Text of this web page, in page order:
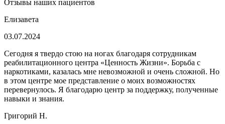
Отзывы наших пациентов
Елизавета
03.07.2024
Сегодня я твердо стою на ногах благодаря сотрудникам
реабилитационного центра «Ценность Жизни». Борьба с
наркотиками, казалась мне невозможной и очень сложной. Но
в этом центре мое представление о моих возможностях
перевернулось. Я благодарю центр за поддержку, полученные
навыки и знания.
Григорий Н.